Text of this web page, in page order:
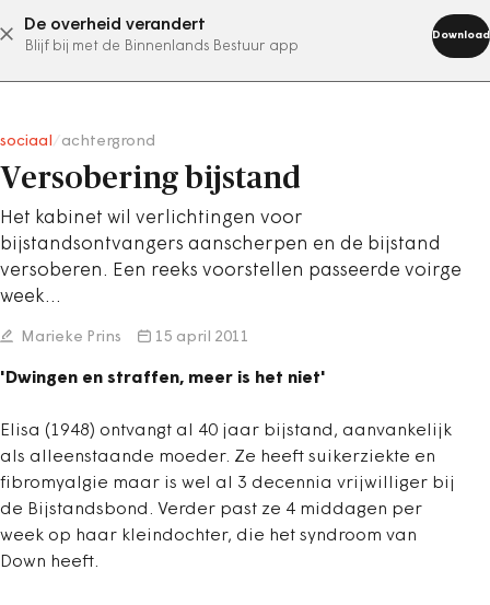
De overheid verandert
Blijf bij met de Binnenlands Bestuur app
Download
abonneer nu
sociaal achtergrond
Versobering bijstand
Het kabinet wil verlichtingen voor
bijstandsontvangers aanscherpen en de bijstand
versoberen. Een reeks voorstellen passeerde voirge
week…
Marieke Prins 15 april 2011
'Dwingen en straffen, meer is het niet'
Elisa (1948) ontvangt al 40 jaar bijstand, aanvankelijk
als alleenstaande moeder. Ze heeft suikerziekte en
fibromyalgie maar is wel al 3 decennia vrijwilliger bij
de Bijstandsbond. Verder past ze 4 middagen per
week op haar kleindochter, die het syndroom van
Down heeft.